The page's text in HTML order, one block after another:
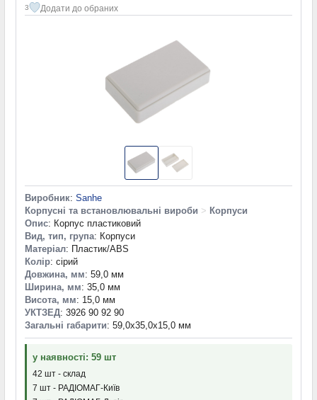
3 Додати до обраних
Виробник: Sanhe
Корпусні та встановлювальні вироби > Корпуси
Опис: Корпус пластиковий
Вид, тип, група: Корпуси
Матеріал: Пластик/ABS
Колір: сірий
Довжина, мм: 59,0 мм
Ширина, мм: 35,0 мм
Висота, мм: 15,0 мм
УКТЗЕД: 3926 90 92 90
Загальні габарити: 59,0x35,0x15,0 мм
у наявності: 59 шт
42 шт - склад
7 шт - РАДІОМАГ-Київ